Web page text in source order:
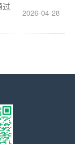
过
2026-04-28